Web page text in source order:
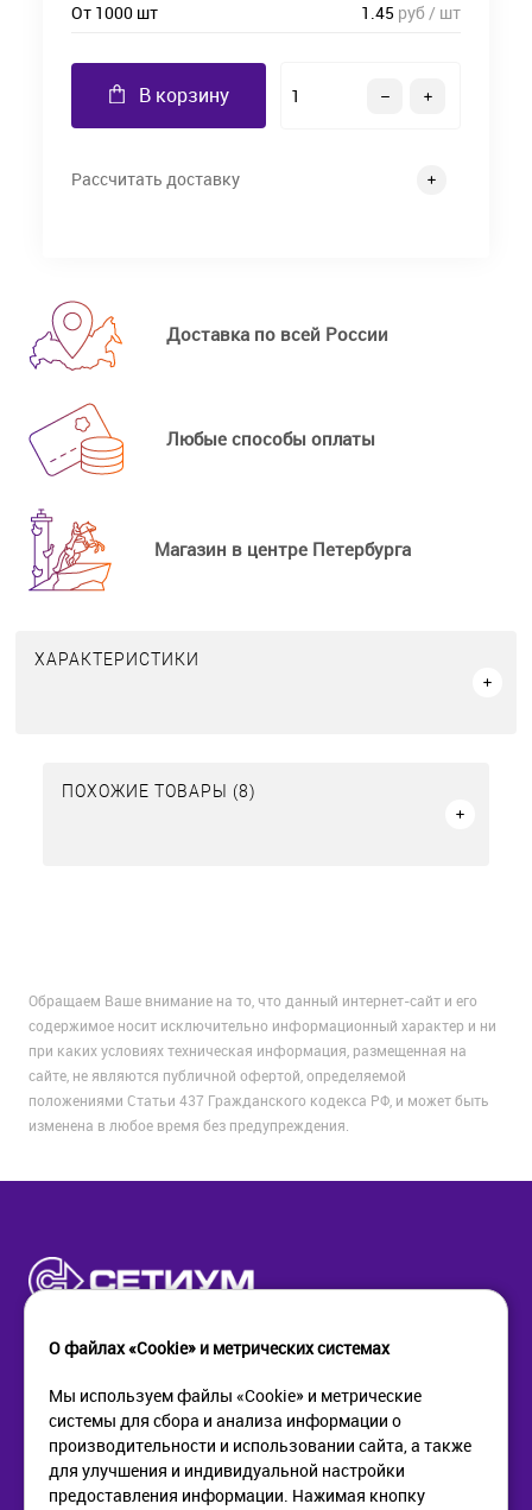
От 1000 шт
1.45 руб / шт
В корзину
Рассчитать доставку
Доставка по всей России
Любые способы оплаты
Магазин в центре Петербурга
ХАРАКТЕРИСТИКИ
ПОХОЖИЕ ТОВАРЫ (8)
Обращаем Ваше внимание на то, что данный интернет-сайт и его
содержимое носит исключительно информационный характер и ни
при каких условиях техническая информация, размещенная на
сайте, не являются публичной офертой, определяемой
положениями Статьи 437 Гражданского кодекса РФ, и может быть
изменена в любое время без предупреждения.
КОМПАНИЯ
О компании
Новости
ПОМОЩЬ
Как купить
Доставка
О файлах «Cookie» и метрических системах
Мы используем файлы «Cookie» и метрические
системы для сбора и анализа информации о
производительности и использовании сайта, а также
для улучшения и индивидуальной настройки
предоставления информации. Нажимая кнопку